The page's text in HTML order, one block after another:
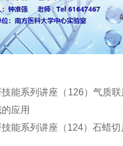
技能系列讲座（126）气质
应用
能系列讲座（124）石蜡切